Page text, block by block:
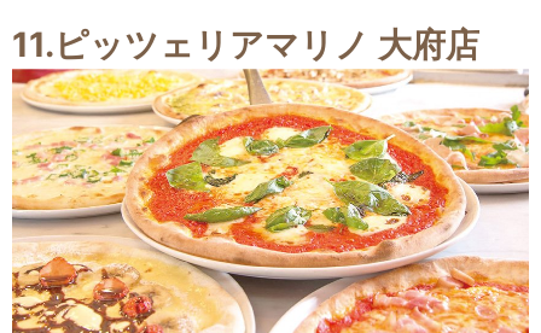
11.ピッツェリアマリノ 大府店